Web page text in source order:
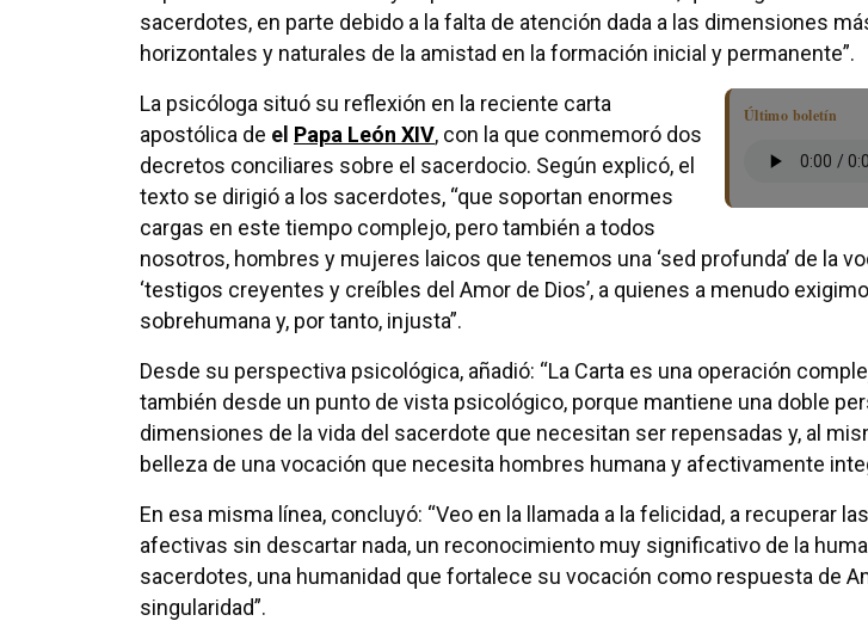
sacerdotes, en parte debido a la falta de atención dada a las dimensiones
horizontales y naturales de la amistad en la formación inicial y permanente”.
Último boletín
La psicóloga situó su reflexión en la reciente carta
apostólica de el Papa León XIV, con la que conmemoró dos
decretos conciliares sobre el sacerdocio. Según explicó, el
texto se dirigió a los sacerdotes, “que soportan enormes
cargas en este tiempo complejo, pero también a todos
nosotros, hombres y mujeres laicos que tenemos una ‘sed profunda’ de la
‘testigos creyentes y creíbles del Amor de Dios’, a quienes a menudo
sobrehumana y, por tanto, injusta”.
Desde su perspectiva psicológica, añadió: “La Carta es una operación
también desde un punto de vista psicológico, porque mantiene una doble
dimensiones de la vida del sacerdote que necesitan ser repensadas y, al
belleza de una vocación que necesita hombres humana y afectivamente
En esa misma línea, concluyó: “Veo en la llamada a la felicidad, a recuperar
afectivas sin descartar nada, un reconocimiento muy significativo de la
sacerdotes, una humanidad que fortalece su vocación como respuesta de
singularidad”.